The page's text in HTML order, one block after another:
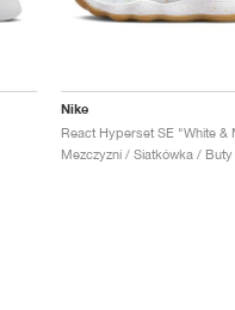
Nike
Mezczyzni / Siatkówka / Buty